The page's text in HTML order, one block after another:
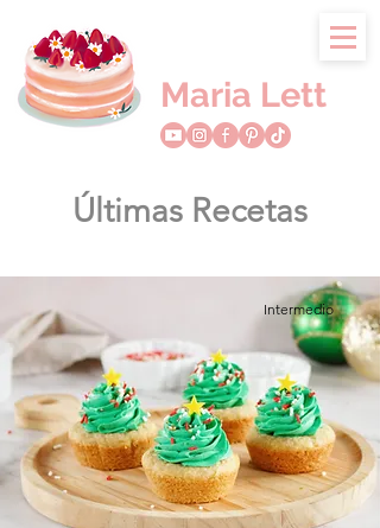
Maria Lett
Últimas Recetas
Intermedio